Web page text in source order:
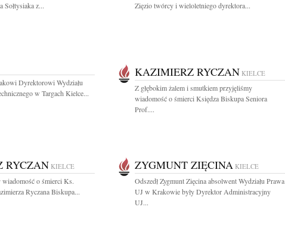
Sołtysiaka z...
Zięzio twórcy i wieloletniego dyrektora...
Dyrektorowi Wydziału
w Targach Kielce...
KAZIMIERZ RYCZAN KIELCE
Z głębokim żalem i smutkiem przyjęliśmy
wiadomość o śmierci Księdza Biskupa Seniora
Prof....
RYCZAN KIELCE
o śmierci Ks.
Ryczana Biskupa...
ZYGMUNT ZIĘCINA KIELCE
Odszedł Zygmunt Zięcina absolwent Wydziału Prawa
UJ w Krakowie były Dyrektor Administracyjny
UJ...